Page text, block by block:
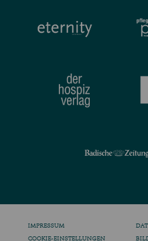
IMPRESSUM
COOKIE-EINSTELLUNGEN